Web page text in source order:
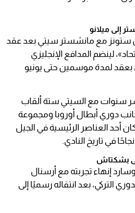
إلى ميلانو
ستونز مع مانشستر سيتي بعد عقد
لينضم المدافع الإنجليزي
بعقد لمدة موسمين حتى يونيو
سنوات مع السيتي ستة ألقاب
جانب دوري أبطال أوروبا ومجموعة
أحد العناصر الرئيسية في الجيل
في تاريخ النادي.
بشكتاش
إنهاء تجربته مع أرسنال
التركي، بعد انتقاله رسميًا إلى